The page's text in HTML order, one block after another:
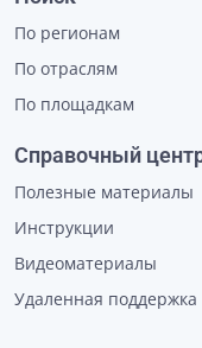
По регионам
По отраслям
По площадкам
Справочный
Полезные материалы
Инструкции
Видеоматериалы
Удаленная поддержка